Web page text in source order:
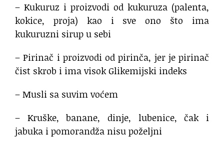
– Kukuruz i proizvodi od kukuruza (palenta,
kokice, proja) kao i sve ono što ima
kukuruzni sirup u sebi
– Pirinač i proizvodi od pirinča, jer je pirinač
čist skrob i ima visok Glikemijski indeks
– Musli sa suvim voćem
– Kruške, banane, dinje, lubenice, čak i
jabuka i pomorandža nisu poželjni